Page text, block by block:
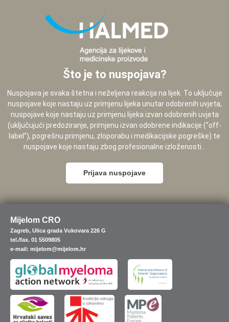
Što je to nuspojava?
Nuspojava je svaka štetna i neželjena reakcija na lijek. To uključuje
nuspojave koje nastaju uz primjenu lijeka unutar odobrenih uvjeta,
nuspojave koje nastaju uz primjenu lijeka izvan odobrenih uvjeta
(uključujući predoziranje, primjenu izvan odobrene indikacije (”off-
label”), pogrešnu primjenu, zloporabu i medikacijske pogreške) te
nuspojave koje nastaju zbog profesionalne izloženosti...
Prijava nuspojave
Mijelom CRO
Zagreb, Ulica grada Vukovara 226 G
tel./fax. 01 5509805
e-mail: mijelom@mijelom.hr